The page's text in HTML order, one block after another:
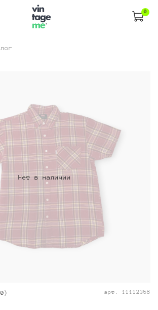
0
Нет в наличии
арт. 11112358